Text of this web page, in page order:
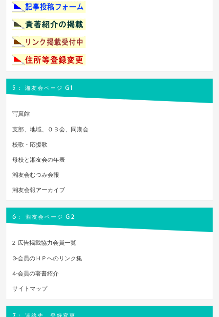
5： 湘友会ページ G1
写真館
支部、地域、ＯＢ会、同期会
校歌・応援歌
母校と湘友会の年表
湘友会むつみ会報
湘友会報アーカイブ
6： 湘友会ページ G2
2-広告掲載協力会員一覧
3-会員のＨＰへのリンク集
4-会員の著書紹介
サイトマップ
7： 連絡先、登録変更